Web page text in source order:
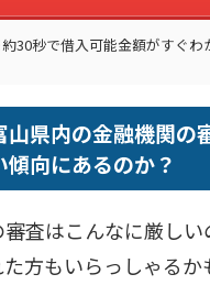
30秒で借入可能金額がすぐわ
山県内の金融機関の
傾向にあるのか？
審査はこんなに厳し
方もいらっしゃるか